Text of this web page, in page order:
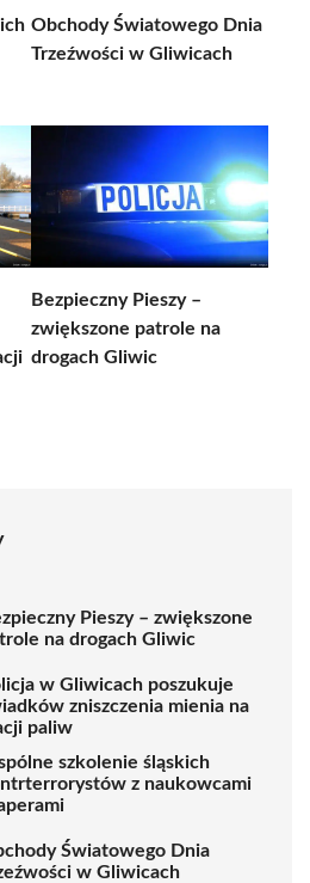
Obchody Światowego Dnia
Trzeźwości w Gliwicach
Bezpieczny Pieszy –
zwiększone patrole na
drogach Gliwic
Pieszy – zwiększone
na drogach Gliwic
w Gliwicach poszukuje
zniszczenia mienia na
paliw
szkolenie śląskich
z naukowcami
Światowego Dnia
w Gliwicach